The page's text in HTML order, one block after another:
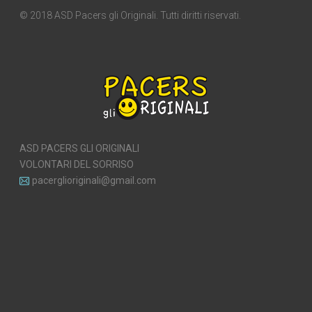
© 2018 ASD Pacers gli Originali. Tutti diritti riservati.
ASD PACERS GLI ORIGINALI
VOLONTARI DEL SORRISO
pacerglioriginali@gmail.com